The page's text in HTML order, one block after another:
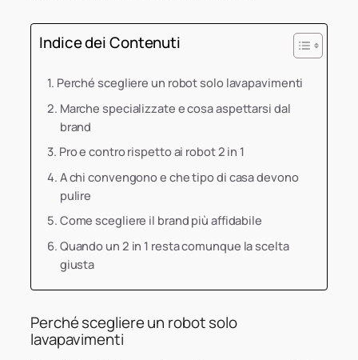
Indice dei Contenuti
Perché scegliere un robot solo lavapavimenti
Marche specializzate e cosa aspettarsi dal
brand
Pro e contro rispetto ai robot 2 in 1
A chi convengono e che tipo di casa devono
pulire
Come scegliere il brand più affidabile
Quando un 2 in 1 resta comunque la scelta
giusta
Perché scegliere un robot solo
lavapavimenti